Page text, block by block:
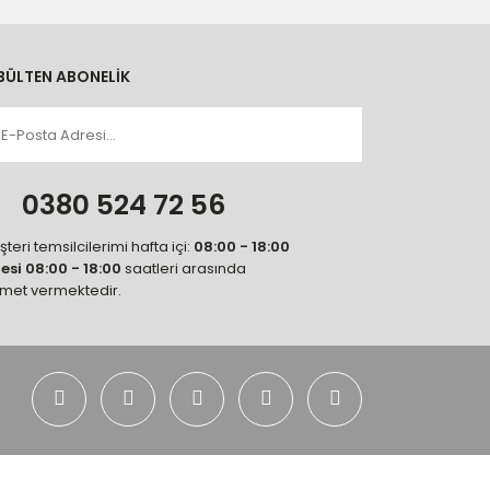
ABONELİK
0380 524 72 56
temsilcilerimi hafta içi: 08:00 - 18:00
08:00 - 18:00 saatleri arasında
vermektedir.